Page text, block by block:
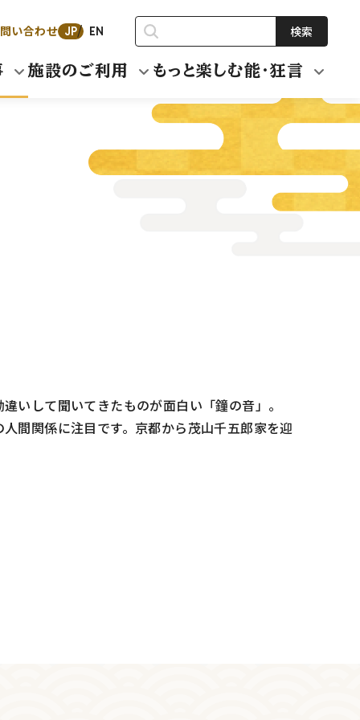
い合わせ JP EN 検索
施設のご利用 もっと楽しむ能・狂言
いして聞いてきたものが面白い「鐘の音」。
間関係に注目です。京都から茂山千五郎家を迎